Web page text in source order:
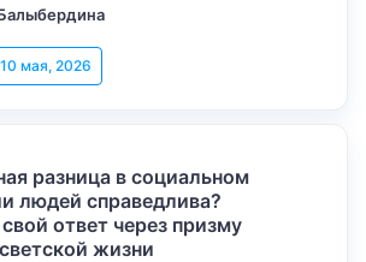
10 мая, 2026
разница в социальном
людей справедлива?
ответ через призму
жизни